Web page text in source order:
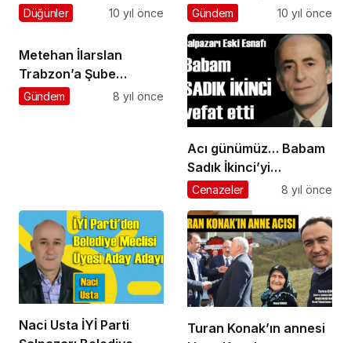
e
e
e
o
Toplantısı yapıldı
Düğünler 10 yıl önce
AL’ı TBMM’ye taşıdı
Gündem 10 yıl önce
Metehan İlarslan
Trabzon’a Şube
Müdürü olarak atandı
Gündem 8 yıl önce
Acı günümüz… Babam
Sadık İkinci’yi
kaybettik…
Cenazeler 8 yıl önce
Naci Usta İYİ Parti
Turan Konak’ın annesi